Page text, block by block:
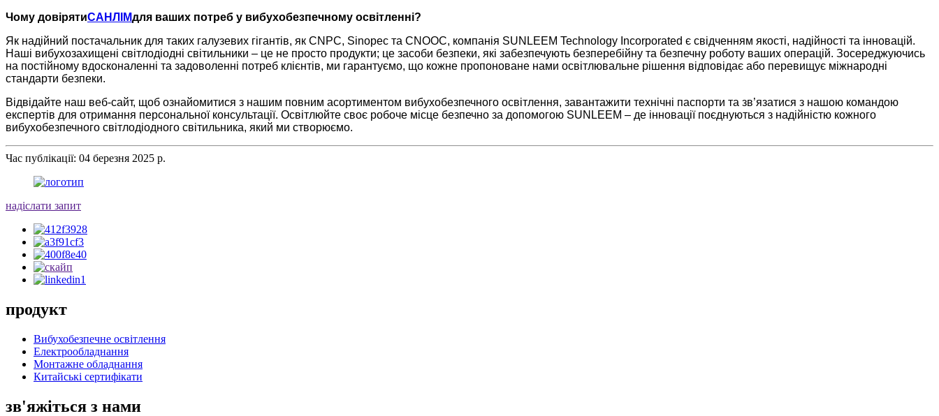
Чому довірятиСАНЛІМдля ваших потреб у вибухобезпечному освітленні?
Як надійний постачальник для таких галузевих гігантів, як CNPC, Sinopec та CNOOC, компанія SUNLEEM Technology Incorporated є свідченням якості, надійності та інновацій.
Наші вибухозахищені світлодіодні світильники – це не просто продукти; це засоби безпеки, які забезпечують безперебійну та безпечну роботу ваших операцій. Зосереджуючись
на постійному вдосконаленні та задоволенні потреб клієнтів, ми гарантуємо, що кожне пропоноване нами освітлювальне рішення відповідає або перевищує міжнародні
стандарти безпеки.
Відвідайте наш веб-сайт, щоб ознайомитися з нашим повним асортиментом вибухобезпечного освітлення, завантажити технічні паспорти та зв’язатися з нашою командою
експертів для отримання персональної консультації. Освітлюйте своє робоче місце безпечно за допомогою SUNLEEM – де інновації поєднуються з надійністю кожного
вибухобезпечного світлодіодного світильника, який ми створюємо.
Час публікації: 04 березня 2025 р.
надіслати запит
продукт
Вибухобезпечне освітлення
Електрообладнання
Монтажне обладнання
Китайські сертифікати
зв'яжіться з нами